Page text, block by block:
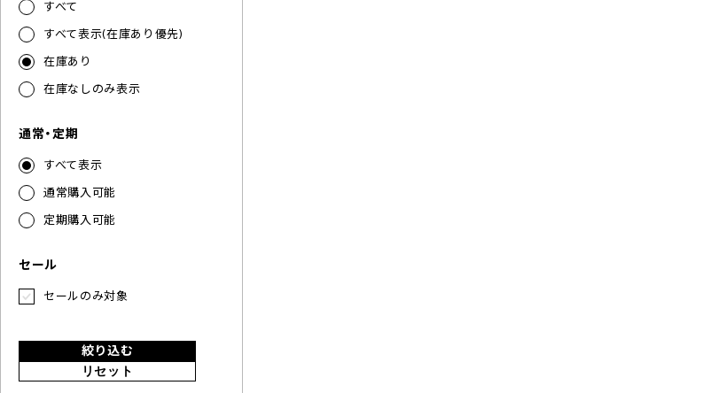
すべて
すべて表示(在庫あり優先)
在庫あり
在庫なしのみ表示
通常・定期
すべて表示
通常購入可能
定期購入可能
セール
セールのみ対象
絞り込む
リセット